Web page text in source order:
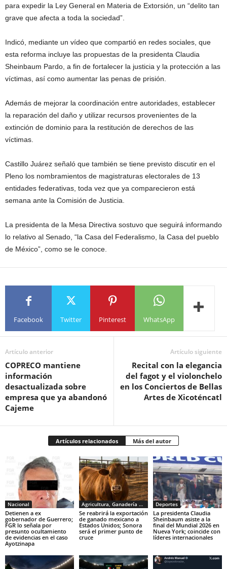
para expedir la Ley General en Materia de Extorsión, un “delito tan
grave que afecta a toda la sociedad”.
Indicó, mediante un vídeo que compartió en redes sociales, que
esta reforma incluye las propuestas de la presidenta Claudia
Sheinbaum Pardo, a fin de fortalecer la justicia y la protección a las
víctimas, así como aumentar las penas de prisión.
Además de mejorar la coordinación entre autoridades, establecer
la reparación del daño y utilizar recursos provenientes de la
extinción de dominio para la restitución de derechos de las
víctimas.
Castillo Juárez señaló que también se tiene previsto discutir en el
Pleno los nombramientos de magistraturas electorales de 13
entidades federativas, toda vez que ya comparecieron está
semana ante la Comisión de Justicia.
La presidenta de la Mesa Directiva sostuvo que seguirá informando
lo relativo al Senado, “la Casa del Federalismo, la Casa del pueblo
de México”, como se le conoce.
Facebook Twitter Pinterest WhatsApp
Artículo anterior
COPRECO mantiene
información
desactualizada sobre
empresa que ya abandonó
Cajeme
Artículo siguiente
Recital con la elegancia
del fagot y el violonchelo
en los Conciertos de Bellas
Artes de Xicoténcatl
Artículos relacionados Más del autor
Nacional
Detienen a ex
gobernador de Guerrero;
FGR lo señala por
presunto ocultamiento
de evidencias en el caso
Ayotzinapa
Agricultura, Ganadería y Pesca
Se reabrirá la exportación
de ganado mexicano a
Estados Unidos; Sonora
será el primer punto de
cruce
Deportes
La presidenta Claudia
Sheinbaum asiste a la
final del Mundial 2026 en
Nueva York; coincide con
líderes internacionales